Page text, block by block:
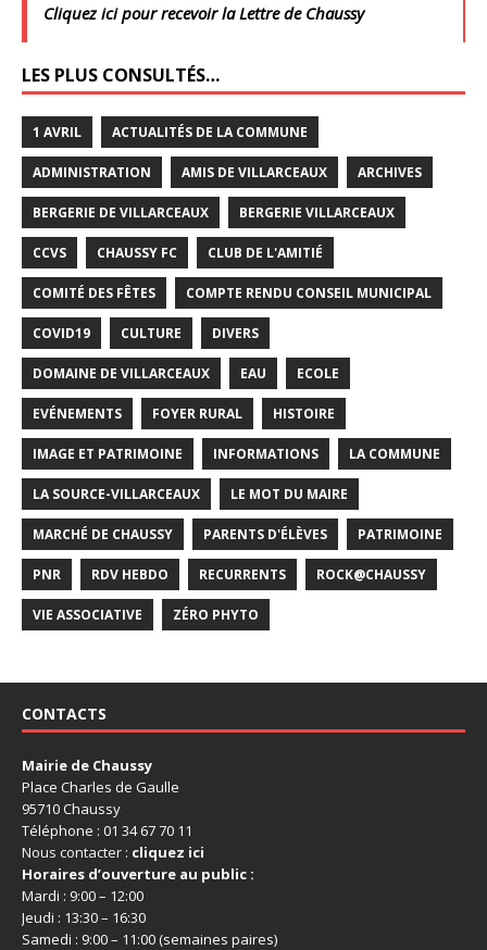
Cliquez ici pour recevoir la Lettre de Chaussy
LES PLUS CONSULTÉS…
1 AVRIL ACTUALITÉS DE LA COMMUNE
ADMINISTRATION AMIS DE VILLARCEAUX ARCHIVES
BERGERIE DE VILLARCEAUX BERGERIE VILLARCEAUX
CCVS CHAUSSY FC CLUB DE L'AMITIÉ
COMITÉ DES FÊTES COMPTE RENDU CONSEIL MUNICIPAL
COVID19 CULTURE DIVERS
DOMAINE DE VILLARCEAUX EAU ECOLE
EVÉNEMENTS FOYER RURAL HISTOIRE
IMAGE ET PATRIMOINE INFORMATIONS LA COMMUNE
LA SOURCE-VILLARCEAUX LE MOT DU MAIRE
MARCHÉ DE CHAUSSY PARENTS D'ÉLÈVES PATRIMOINE
PNR RDV HEBDO RECURRENTS ROCK@CHAUSSY
VIE ASSOCIATIVE ZÉRO PHYTO
CONTACTS
Mairie de Chaussy
Place Charles de Gaulle
95710 Chaussy
Téléphone : 01 34 67 70 11
Nous contacter : cliquez ici
Horaires d’ouverture au public :
Mardi : 9:00 – 12:00
Jeudi : 13:30 – 16:30
Samedi : 9:00 – 11:00 (semaines paires)